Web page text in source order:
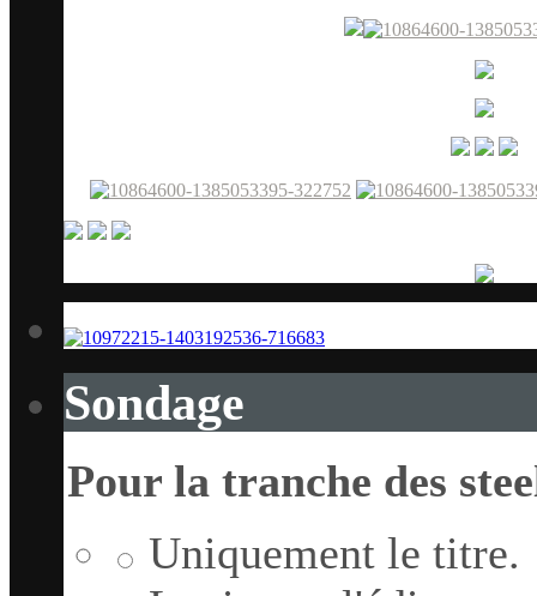
Sondage
Pour la tranche des
Uniquement le titre.